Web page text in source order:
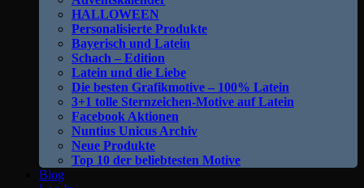
HALLOWEEN
Personalisierte Produkte
Bayerisch und Latein
Schach – Edition
Latein und die Liebe
Die besten Grafikmotive – 100% Latein
3+1 tolle Sternzeichen-Motive auf Latein
Facebook Aktionen
Nuntius Unicus Archiv
Neue Produkte
Top 10 der beliebtesten Motive
Blog